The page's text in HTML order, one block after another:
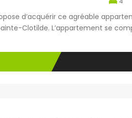
d’acquérir ce agréable
Clotilde. L’appartement se
Une place […]
Rivière 97421
0262 41 08 80
Saint Benoit